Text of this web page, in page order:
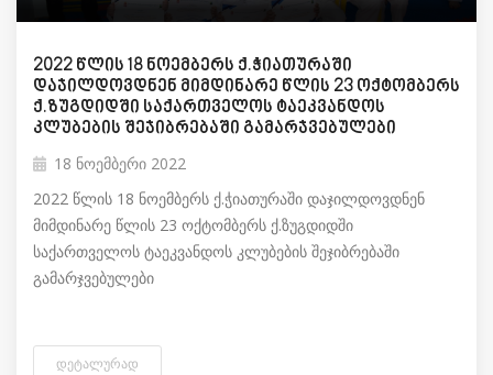
2022 წლის 18 ნოემბერს ქ.ჭიათურაში
დაჯილდოვდნენ მიმდინარე წლის 23 ოქტომბერს
ქ.ზუგდიდში საქართველოს ტაეკვანდოს
კლუბების შეჯიბრებაში გამარჯვებულები
18 ნოემბერი 2022
2022 წლის 18 ნოემბერს ქ.ჭიათურაში დაჯილდოვდნენ
მიმდინარე წლის 23 ოქტომბერს ქ.ზუგდიდში
საქართველოს ტაეკვანდოს კლუბების შეჯიბრებაში
გამარჯვებულები
ᲓᲔᲢᲐᲚᲣᲠᲐᲓ